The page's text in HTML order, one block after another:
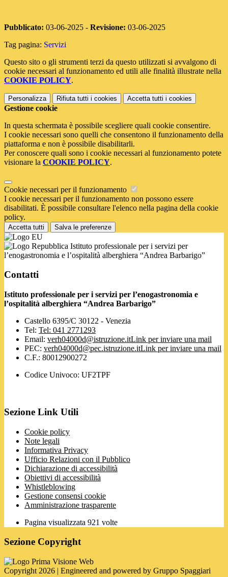
Pubblicato: 03-06-2025 - Revisione: 03-06-2025
Tag pagina: Servizi
Questo sito o gli strumenti terzi da questo utilizzati si avvalgono di
cookie necessari al funzionamento ed utili alle finalità illustrate nella
COOKIE POLICY.
Personalizza Rifiuta tutti i cookies Accetta tutti i cookies
Gestione cookie
In questa schermata è possibile scegliere quali cookie consentire.
I cookie necessari sono quelli che consentono il funzionamento della
piattaforma e non è possibile disabilitarli.
Per conoscere quali sono i cookie necessari al funzionamento potete
visionare la COOKIE POLICY.
Cookie necessari per il funzionamento
I cookie necessari per il funzionamento non possono essere
disabilitati. È possibile consultare l'elenco nella pagina della cookie
policy.
Accetta tutti Salva le preferenze
Istituto professionale per i servizi per
l’enogastronomia e l’ospitalità alberghiera “Andrea Barbarigo”
Contatti
Istituto professionale per i servizi per l’enogastronomia e
l’ospitalità alberghiera “Andrea Barbarigo”
Castello 6395/C 30122 - Venezia
Tel: Tel: 041 2771293
Email: verh04000d@istruzione.itLink per inviare una mail
PEC: verh04000d@pec.istruzione.itLink per inviare una mail
C.F.: 80012900272
Codice Univoco: UF2TPF
Sezione Link Utili
Cookie policy
Note legali
Informativa Privacy
Ufficio Relazioni con il Pubblico
Dichiarazione di accessibilità
Obiettivi di accessibilità
Whistleblowing
Gestione consensi cookie
Amministrazione trasparente
Pagina visualizzata 921 volte
Sezione Copyright
Copyright 2026 | Engineered and powered by Gruppo Spaggiari